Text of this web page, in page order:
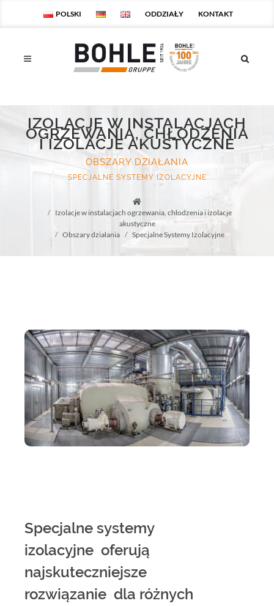
POLSKI ODDZIAŁY KONTAKT
IZOLACJE W INSTALACJACH
OGRZEWANIA, CHŁODZENIA
I IZOLACJE AKUSTYCZNE
OBSZARY DZIAŁANIA
SPECJALNE SYSTEMY IZOLACYJNE
Startseite
Izolacje w instalacjach ogrzewania, chłodzenia i izolacje
akustyczne
Obszary działania
Specjalne Systemy Izolacyjne
Specjalne systemy
izolacyjne oferują
najskuteczniejsze
rozwiązanie dla różnych